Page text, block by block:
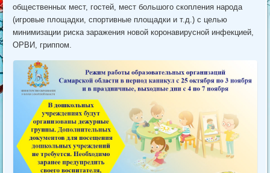
общественных мест, гостей, мест большого скопления народа
(игровые площадки, спортивные площадки и т.д.) с целью
минимизации риска заражения новой коронавирусной инфекцией,
ОРВИ, гриппом.